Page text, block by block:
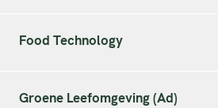
Food Technology
Groene Leefomgeving (Ad)